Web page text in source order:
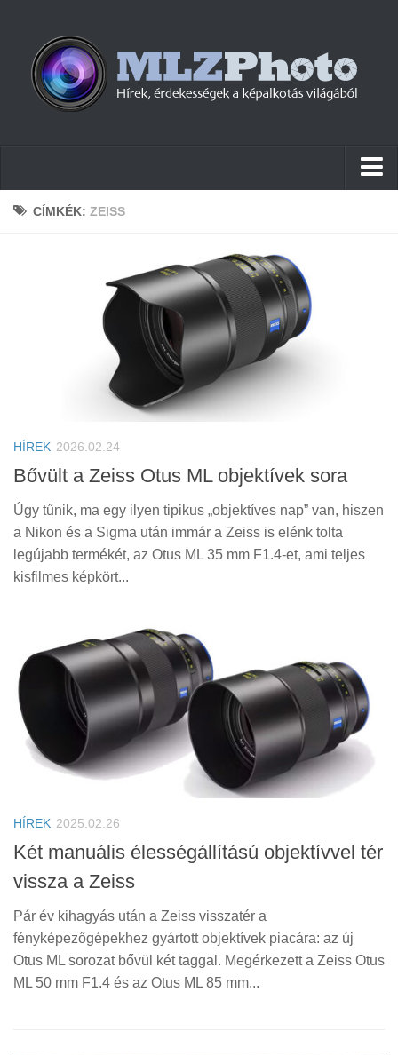
Hírek
Érdekességek
Helyszíni Riport
E-BB
CÍMKÉK: ZEISS
HÍREK 2026.02.24
Bővült a Zeiss Otus ML objektívek sora
Úgy tűnik, ma egy ilyen tipikus „objektíves nap” van, hiszen
a Nikon és a Sigma után immár a Zeiss is elénk tolta
legújabb termékét, az Otus ML 35 mm F1.4-et, ami teljes
kisfilmes képkört...
HÍREK 2025.02.26
Két manuális élességállítású objektívvel tér
vissza a Zeiss
Pár év kihagyás után a Zeiss visszatér a
fényképezőgépekhez gyártott objektívek piacára: az új
Otus ML sorozat bővül két taggal. Megérkezett a Zeiss Otus
ML 50 mm F1.4 és az Otus ML 85 mm...